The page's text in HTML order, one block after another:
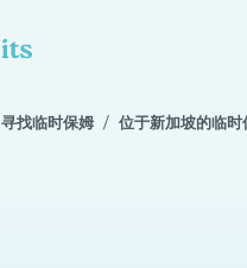
寻找临时保姆 位于新加坡的临时